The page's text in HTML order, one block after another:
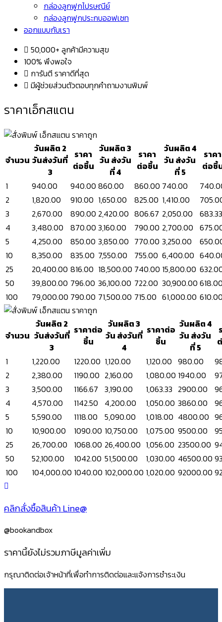
กล่องลูกฟูกไปรษณีย์
กล่องลูกฟูกประกบออฟเซท
ออกแบบกับเรา
50,000+ ลูกค้ามีความสุข
100% พึงพอใจ
การันตี ราคาดีที่สุด
มีผู้ช่วยส่วนตัวตอบทุกคำถามงานพิมพ์
ราคาเอ็กสแตน
จำนวน
วันผลิต 2
วันส่งวันที่
3
ราคา
ต่อชิ้น
วันผลิต 3
วัน ส่งวัน
ที่ 4
ราคา
ต่อชิ้น
วันผลิต 4
วัน ส่งวัน
ที่ 5
ราคา
ต่อชิ้
1
940.00 940.00 860.00 860.00 740.00
2
1,820.00 910.00 1,650.00 825.00 1,410.00
3
2,670.00 890.00 2,420.00 806.67 2,050.00
683.33
4
3,480.00 870.00 3,160.00 790.00 2,700.00
5
4,250.00 850.00 3,850.00 770.00 3,250.00
10
8,350.00 835.00 7,550.00 755.00 6,400.00
25
20,400.00 816.00 18,500.00 740.00 15,800.00
50
39,800.00 796.00 36,100.00 722.00 30,900.00
100
79,000.00 790.00 71,500.00 715.00 61,000.00
จำนวน
วันผลิต 2
วันส่งวันที่
3
ราคาต่อ
ชิ้น
วันผลิต 3
วัน ส่งวันที่
4
ราคาต่อ
ชิ้น
วันผลิต 4
วัน ส่งวัน
ที่ 5
1
1,220.00 1220.00 1,120.00 1,120.00 980.00
2
2,380.00 1190.00 2,160.00 1,080.00 1940.00
3
3,500.00 1166.67 3,190.00 1,063.33 2900.00
4
4,570.00 1142.50 4,200.00 1,050.00 3860.00
5
5,590.00 1118.00 5,090.00 1,018.00 4800.00
10
10,900.00 1090.00 10,750.00 1,075.00 9500.00
25
26,700.00 1068.00 26,400.00 1,056.00 23500.00
50
52,100.00 1042.00 51,500.00 1,030.00 46500.00
100
104,000.00 1040.00 102,000.00 1,020.00 92000.00
คลิกสั่งซื้อสินค้า Line@
@bookandbox
ราคานี้ยังไม่รวมภาษีมูลค่าเพิ่ม
กรุณาติดต่อเจ้าหน้าที่เพื่อทำการติดต่อและแจ้งการชำระเงิน